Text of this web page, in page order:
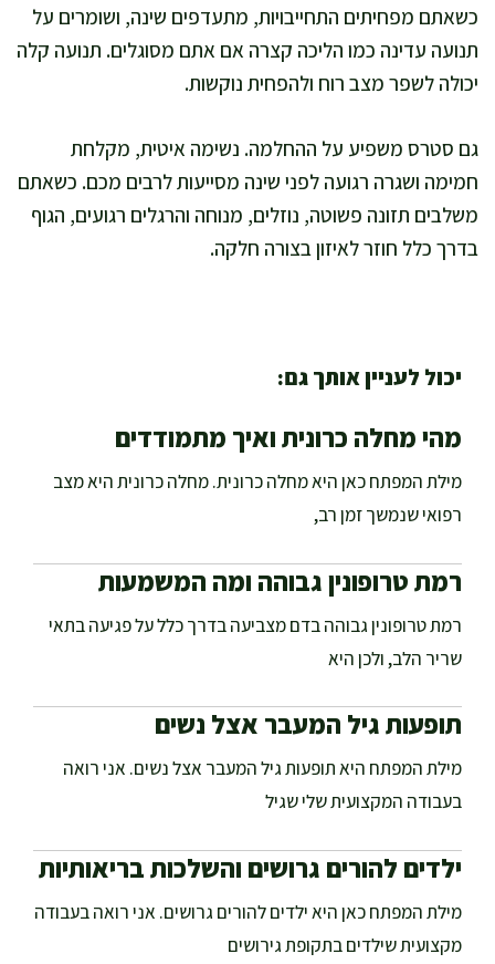
כשאתם מפחיתים התחייבויות, מתעדפים שינה, ושומרים על
תנועה עדינה כמו הליכה קצרה אם אתם מסוגלים. תנועה קלה
יכולה לשפר מצב רוח ולהפחית נוקשות.
גם סטרס משפיע על ההחלמה. נשימה איטית, מקלחת
חמימה ושגרה רגועה לפני שינה מסייעות לרבים מכם. כשאתם
משלבים תזונה פשוטה, נוזלים, מנוחה והרגלים רגועים, הגוף
בדרך כלל חוזר לאיזון בצורה חלקה.
יכול לעניין אותך גם:
מהי מחלה כרונית ואיך מתמודדים
מילת המפתח כאן היא מחלה כרונית. מחלה כרונית היא מצב
רפואי שנמשך זמן רב,
רמת טרופונין גבוהה ומה המשמעות
רמת טרופונין גבוהה בדם מצביעה בדרך כלל על פגיעה בתאי
שריר הלב, ולכן היא
תופעות גיל המעבר אצל נשים
מילת המפתח היא תופעות גיל המעבר אצל נשים. אני רואה
בעבודה המקצועית שלי שגיל
ילדים להורים גרושים והשלכות בריאותיות
מילת המפתח כאן היא ילדים להורים גרושים. אני רואה בעבודה
מקצועית שילדים בתקופת גירושים